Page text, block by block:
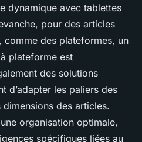
dynamique avec tablettes
pour des articles
comme des plateformes, un
plateforme est
des solutions
d’adapter les paliers des
des articles.
organisation optimale,
spécifiques liées au